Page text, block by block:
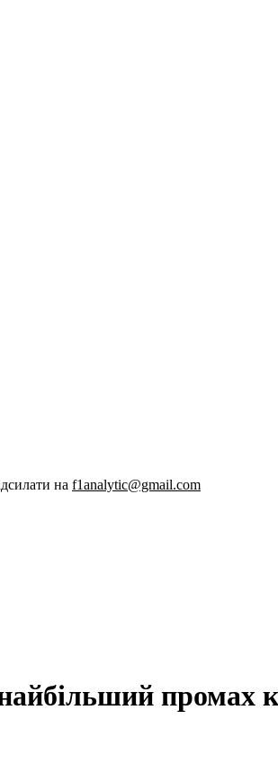
на f1analytic@gmail.com
промах